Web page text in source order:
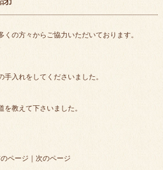
の方々からご協力いただいております。
入れをしてくださいました。
教えて下さいました。
ページ ｜ 次のページ